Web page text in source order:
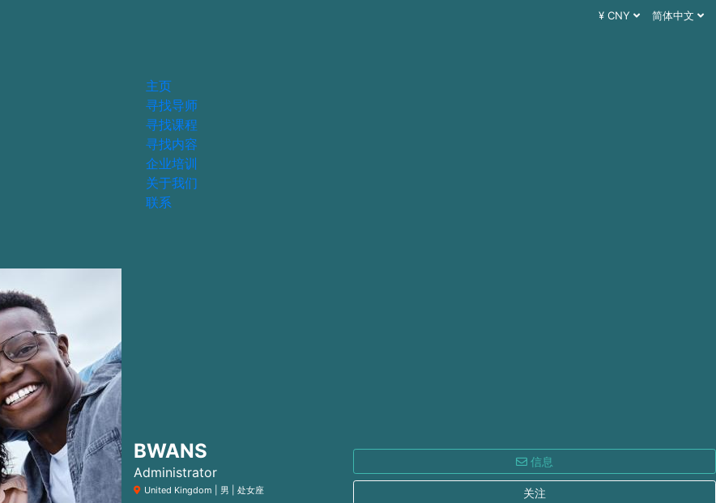
¥ CNY 简体中文
主页
寻找导师
寻找课程
寻找内容
企业培训
关于我们
联系
BWANS
Administrator
United Kingdom | 男 | 处女座
信息
关注